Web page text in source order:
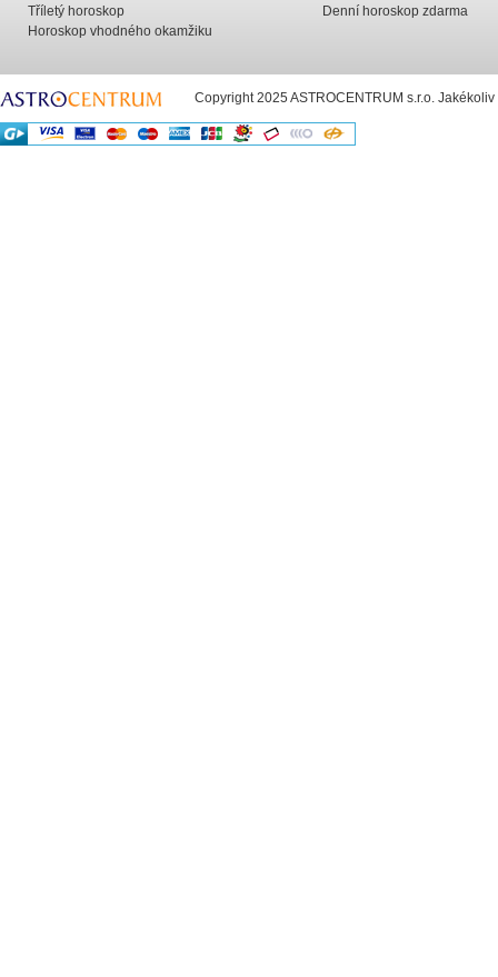
Tříletý horoskop
Horoskop vhodného okamžiku
Denní horoskop zdarma
Copyright 2025 ASTROCENTRUM s.r.o.